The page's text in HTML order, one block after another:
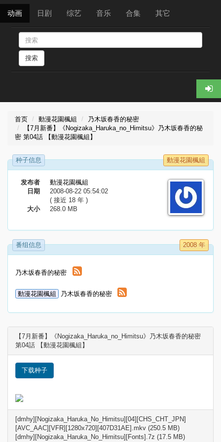
动画 日剧 综艺 音乐 合集 其它
搜索
首页 動漫花園楓組
乃木坂春香的秘密
【7月新番】《Nogizaka_Haruka_no_Himitsu》乃木坂春香的秘
密 第04話 【動漫花園楓組】
种子信息 動漫花園楓組
发布者
動漫花園楓組
日期
2008-08-22 05:54:02
( 接近 18 年 )
大小
268.0 MB
番组信息 2008 年
乃木坂春香的秘密
動漫花園楓組 乃木坂春香的秘密
【7月新番】《Nogizaka_Haruka_no_Himitsu》乃木坂春香的秘密
第04話 【動漫花園楓組】
下载种子
[dmhy][Nogizaka_Haruka_No_Himitsu][04][CHS_CHT_JPN]
[AVC_AAC][VFR][1280x720][407D31AE].mkv (250.5 MB)
[dmhy][Nogizaka_Haruka_No_Himitsu][Fonts].7z (17.5 MB)